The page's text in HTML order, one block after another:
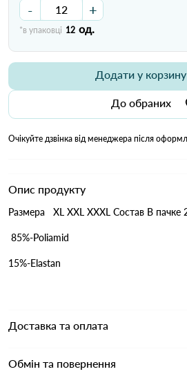
- +
*в упаковці 12 од.
До обраних
Додати у корзину
Очікуйте дзвінка від менеджера після
Опис продукту
Размера XL XXL XXXL Состав В пачке
85%-Poliamid
15%-Elastan
Доставка та оплата
Обмін та повернення